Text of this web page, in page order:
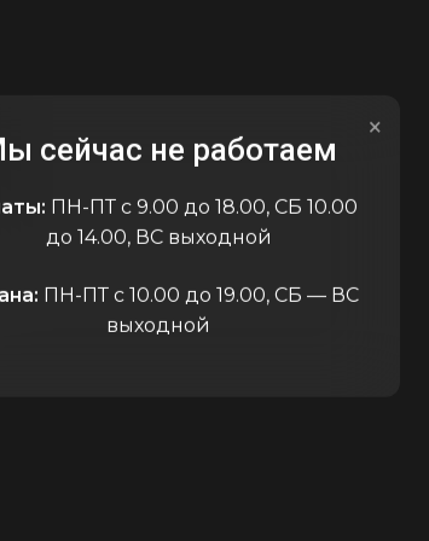
×
сейчас не работаем
ПН-ПТ с 9.00 до 18.00, СБ 10.00
до 14.00, ВС выходной
ПН-ПТ с 10.00 до 19.00, СБ — ВС
выходной